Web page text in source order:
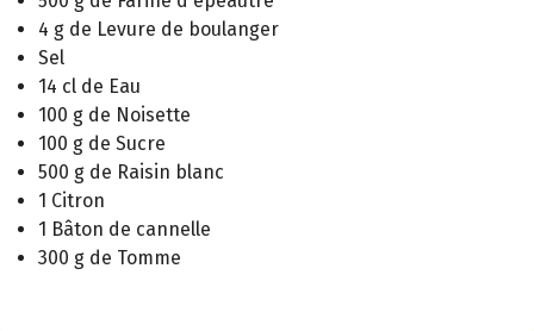
4 g de Levure de boulanger
Sel
14 cl de Eau
100 g de Noisette
100 g de Sucre
500 g de Raisin blanc
1 Citron
1 Bâton de cannelle
300 g de Tomme